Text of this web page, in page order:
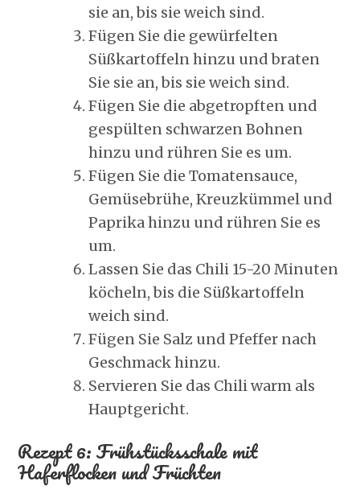
sie an, bis sie weich sind.
Fügen Sie die gewürfelten
Süßkartoffeln hinzu und braten
Sie sie an, bis sie weich sind.
Fügen Sie die abgetropften und
gespülten schwarzen Bohnen
hinzu und rühren Sie es um.
Fügen Sie die Tomatensauce,
Gemüsebrühe, Kreuzkümmel und
Paprika hinzu und rühren Sie es
um.
Lassen Sie das Chili 15-20 Minuten
köcheln, bis die Süßkartoffeln
weich sind.
Fügen Sie Salz und Pfeffer nach
Geschmack hinzu.
Servieren Sie das Chili warm als
Hauptgericht.
Rezept 6: Frühstücksschale mit
Haferflocken und Früchten